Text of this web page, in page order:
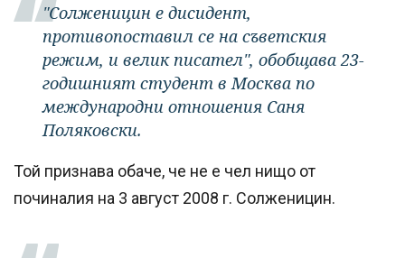
"Солженицин е дисидент,
противопоставил се на съветския
режим, и велик писател", обобщава 23-
годишният студент в Москва по
международни отношения Саня
Поляковски.
Той признава обаче, че не е чел нищо от
починалия на 3 август 2008 г. Солженицин.